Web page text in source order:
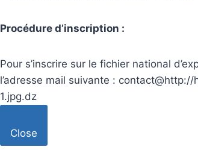
Procédure d’inscription :
Pour s’inscrire sur le fichier national
l’adresse mail suivante :
1.jpg.dz
Close